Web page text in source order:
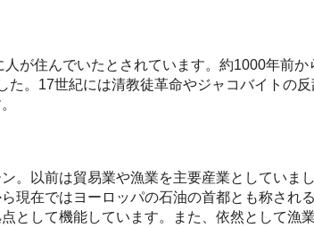
が住んでいたとされています。約1000年前
た。17世紀には清教徒革命やジャコバイトの
。以前は貿易業や漁業を主要産業としていま
現在ではヨーロッパの石油の首都とも称され
として機能しています。また、依然として漁